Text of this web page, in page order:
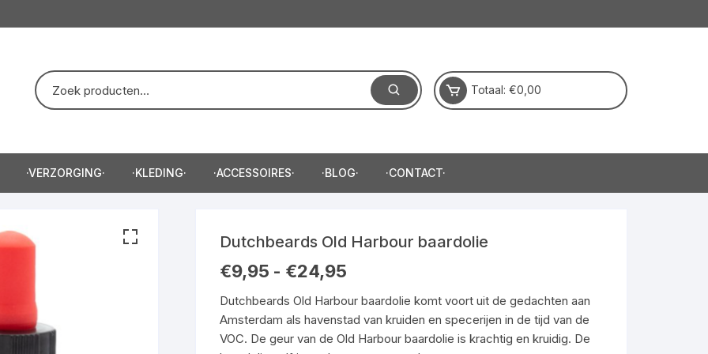
Totaal: €0,00
·VERZORGING· ·KLEDING·
·T-Shirt·
·ACCESSOIRES·
·Haartrimmer·
·BLOG· ·CONTACT·
Dutchbeards Old Harbour baardolie
€9,95 - €24,95€9,95
€24,95
Dutchbeards Old Harbour baardolie komt voort uit de gedachten aan
Amsterdam als havenstad van kruiden en specerijen in de tijd van de
VOC. De geur van de Old Harbour baardolie is krachtig en kruidig. De